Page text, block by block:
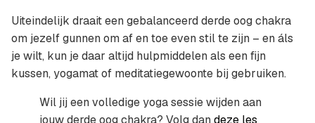
Uiteindelijk draait een gebalanceerd derde oog chakra
om jezelf gunnen om af en toe even stil te zijn – en áls
je wilt, kun je daar altijd hulpmiddelen als een fijn
kussen, yogamat of meditatiegewoonte bij gebruiken.
Wil jij een volledige yoga sessie wijden aan
jouw derde oog chakra? Volg dan deze les